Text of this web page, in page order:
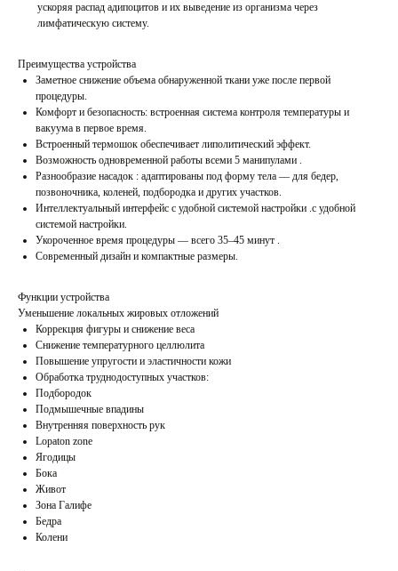
ускоряя распад адипоцитов и их выведение из организма через
лимфатическую систему.
Преимущества устройства
Заметное снижение объема обнаруженной ткани уже после первой
процедуры.
Комфорт и безопасность: встроенная система контроля температуры и
вакуума в первое время.
Встроенный термошок обеспечивает липолитический эффект.
Возможность одновременной работы всеми 5 манипулами .
Разнообразие насадок : адаптированы под форму тела — для бедер,
позвоночника, коленей, подбородка и других участков.
Интеллектуальный интерфейс с удобной системой настройки .с удобной
системой настройки.
Укороченное время процедуры — всего 35–45 минут .
Современный дизайн и компактные размеры.
Функции устройства
Уменьшение локальных жировых отложений
Коррекция фигуры и снижение веса
Снижение температурного целлюлита
Повышение упругости и эластичности кожи
Обработка труднодоступных участков:
Подбородок
Подмышечные впадины
Внутренняя поверхность рук
Lopaton zone
Ягодицы
Бока
Живот
Зона Галифе
Бедра
Колени